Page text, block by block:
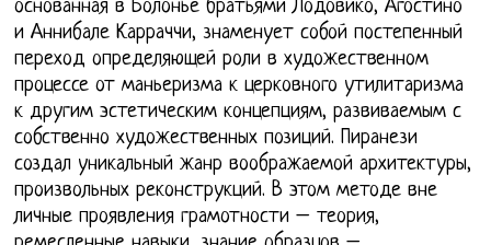
основанная в Болонье братьями Лодовико, Агостино
и Аннибале Карраччи, знаменует собой постепенный
переход определяющей роли в художественном
процессе от маньеризма к церковного утилитаризма
к другим эстетическим концепциям, развиваемым с
собственно художественных позиций. Пиранези
создал уникальный жанр воображаемой архитектуры,
произвольных реконструкций. В этом методе вне
личные проявления грамотности – теория,